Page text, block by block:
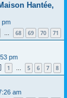
Hantée,
pm
… 68 69 70 71
pm
1 5 6 7 8
am